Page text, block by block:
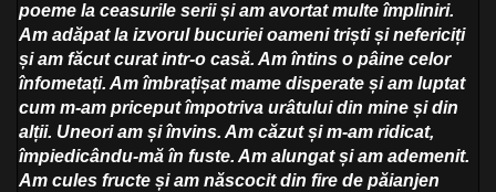
poeme la ceasurile serii și am avortat multe împliniri.
Am adăpat la izvorul bucuriei oameni triști și nefericiți
și am făcut curat intr-o casă. Am întins o pâine celor
înfometați. Am îmbrațișat mame disperate și am luptat
cum m-am priceput împotriva urâtului din mine și din
alții. Uneori am și învins. Am căzut și m-am ridicat,
împiedicându-mă în fuste. Am alungat și am ademenit.
Am cules fructe și am născocit din fire de păianjen